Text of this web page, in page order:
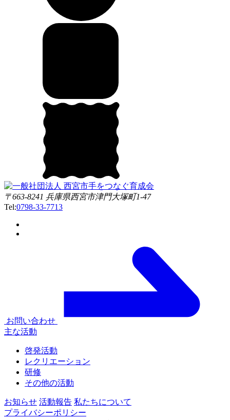
〒663-8241 兵庫県西宮市津門大塚町1-47
Tel:0798-33-7713
お問い合わせ
主な活動
啓発活動
レクリエーション
研修
その他の活動
お知らせ 活動報告 私たちについて
プライバシーポリシー